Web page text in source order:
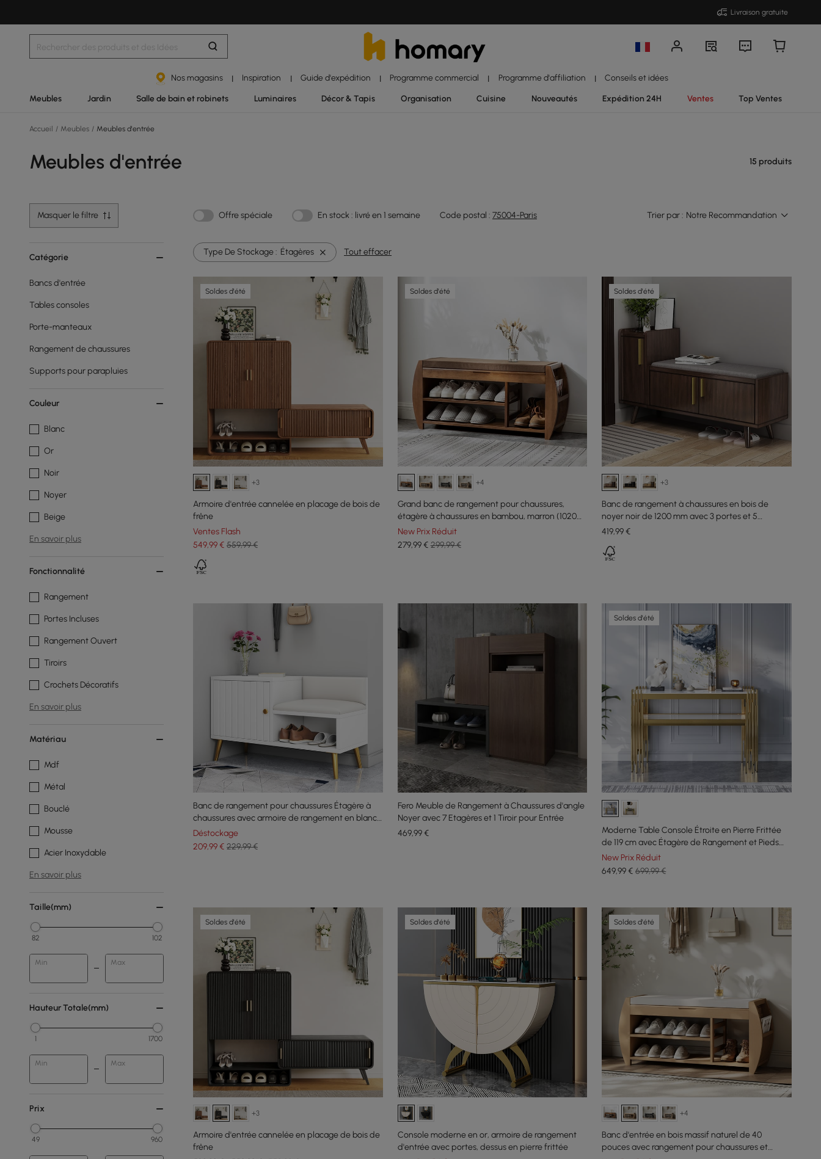
Livraison gratuite
Nos magasins | Inspiration | Guide d'expédition | Programme commercial | Programme d'affiliation | Conseils et idées
Meubles Jardin Salle de bain et robinets Luminaires Décor & Tapis Organisation Cuisine Nouveautés Expédition 24H Ventes Top Ventes
Accueil / Meubles / Meubles d'entrée
Meubles d'entrée 15 produits
Masquer le filtre Offre spéciale En stock : livré en 1 semaine Code postal : 75004-Paris Trier par : Notre Recommandation
Catégorie
Bancs d'entrée
Tables consoles
Porte-manteaux
Rangement de chaussures
Supports pour parapluies
Couleur
Blanc
Or
Noir
Noyer
Beige
En savoir plus
Fonctionnalité
Rangement
Portes Incluses
Rangement Ouvert
Tiroirs
Crochets Décoratifs
En savoir plus
Matériau
Mdf
Métal
Bouclé
Mousse
Acier Inoxydable
En savoir plus
Taille(mm)
82 102
Min Max
Hauteur Totale(mm)
1 1700
Min Max
Prix
49 960
Type De Stockage : Étagères Tout effacer
Soldes d'été
+3
Armoire d'entrée cannelée en placage de bois de
frêne
Ventes Flash
549,99€ 559,99 €
Soldes d'été
+4
Grand banc de rangement pour chaussures,
étagère à chaussures en bambou, marron (1020
mm)
New Prix Réduit
279,99€ 299,99 €
Soldes d'été
+3
Banc de rangement à chaussures en bois de
noyer noir de 1200 mm avec 3 portes et 5
étagères pour entrée
419,99€
Banc de rangement pour chaussures Étagère à
chaussures avec armoire de rangement en blanc
(800 mm)
Déstockage
209,99€ 229,99 €
Fero Meuble de Rangement à Chaussures d'angle
Noyer avec 7 Etagères et 1 Tiroir pour Entrée
469,99€
Soldes d'été
Moderne Table Console Étroite en Pierre Frittée
de 119 cm avec Étagère de Rangement et Pieds
Dorés
New Prix Réduit
649,99€ 699,99 €
Soldes d'été
+3
Armoire d'entrée cannelée en placage de bois de
frêne
Soldes d'été
Console moderne en or, armoire de rangement
d'entrée avec portes, dessus en pierre frittée
Soldes d'été
+4
Banc d'entrée en bois massif naturel de 40
pouces avec rangement pour chaussures et